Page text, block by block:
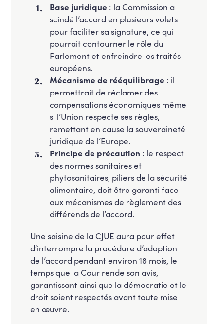
Base juridique : la Commission a
scindé l’accord en plusieurs volets
pour faciliter sa signature, ce qui
pourrait contourner le rôle du
Parlement et enfreindre les traités
européens.
Mécanisme de rééquilibrage : il
permettrait de réclamer des
compensations économiques même
si l’Union respecte ses règles,
remettant en cause la souveraineté
juridique de l’Europe.
Principe de précaution : le respect
des normes sanitaires et
phytosanitaires, piliers de la sécurité
alimentaire, doit être garanti face
aux mécanismes de règlement des
différends de l’accord.
Une saisine de la CJUE aura pour effet
d’interrompre la procédure d’adoption
de l’accord pendant environ 18 mois, le
temps que la Cour rende son avis,
garantissant ainsi que la démocratie et le
droit soient respectés avant toute mise
en œuvre.